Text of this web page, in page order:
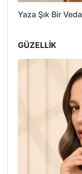
Yaza Şık Bir Veda
GÜZELLİK